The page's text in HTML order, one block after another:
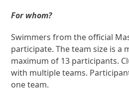
For whom?
Swimmers from the official
participate. The team size is a
maximum of 13 participants.
with multiple teams.
one team.